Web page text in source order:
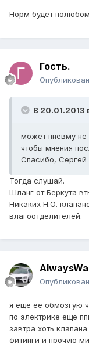
Норм будет
Гость.
В 20.01.2013
может пневму не
чтобы мнения
Спасибо, Сергей
Тогда слушай.
Шланг от Беркута
Никаких Н.О.
влагоотделителей.
я еще ее обмозгую
по электрике еще
завтра хоть
фитинги и прочую